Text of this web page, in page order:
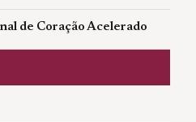
de Coração Acelerado